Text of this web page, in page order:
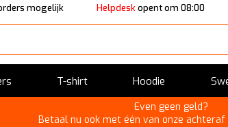
mogelijk Helpdeskopent om 08:00
T-shirt Hoodie
Even geen geld?
Betaal nu ook met één van onze